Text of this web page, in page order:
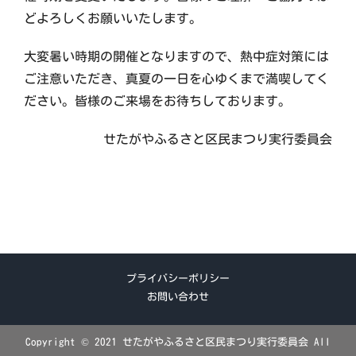
どよろしくお願いいたします。
大変暑い時期の開催となりますので、熱中症対策には
ご注意いただき、真夏の一日を心ゆくまで満喫してく
ださい。皆様のご来場をお待ちしております。
せたがやふるさと区民まつり実行委員会
プライバシーポリシー
お問い合わせ
Copyright © 2021 せたがやふるさと区民まつり実行委員会 All